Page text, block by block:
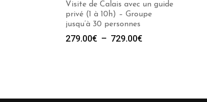
Visite de Calais avec un guide
privé (1 à 10h) – Groupe
jusqu’à 30 personnes
279.00€ – 729.00€